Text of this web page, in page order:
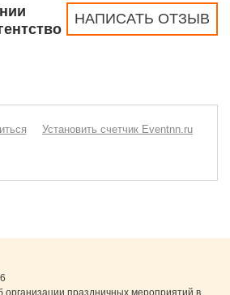
НАПИСАТЬ ОТЗЫВ
Установить счетчик Eventnn.ru
праздничных мероприятий в